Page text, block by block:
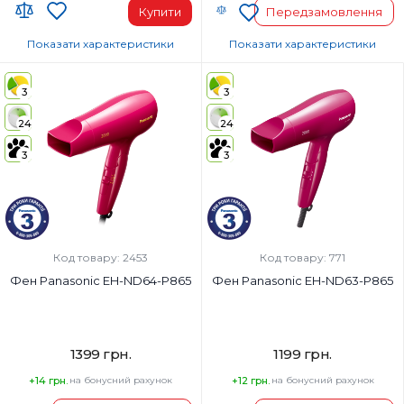
Купити
Код УКТ ЗЕД:
8516 31 00 90
Країна-виробник товару:
Таїланд
Автоотключение:
Комплектация:
Корпус фена, Насадка-
концентратор
Дифузор:
Ні
Показати характеристики
Передзамовлення
Код УКТ ЗЕД:
8516 31 00 90
Країна-виробник товару:
Таїланд
Автоотключение:
Комплектация:
Корпус фена, Насадка-
концентратор
Дифузор:
Ні
Показати характеристики
3
24
3
Код товару: 2453
Фен Panasonic EH-ND64-P865
1399 грн.
+14 грн. на бонусний рахунок
3
24
3
Код товару: 771
Фен Panasonic EH-ND63-P865
1199 грн.
+12 грн. на бонусний рахунок